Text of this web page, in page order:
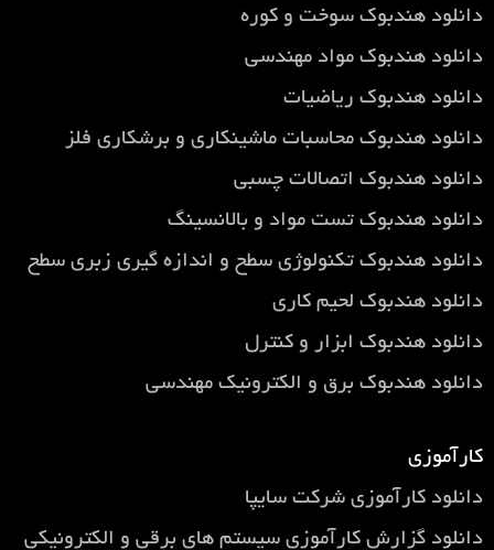
دانلود هندبوک سوخت و کوره
دانلود هندبوک مواد مهندسی
دانلود هندبوک ریاضیات
دانلود هندبوک محاسبات ماشینکاری و برشکاری فلز
دانلود هندبوک اتصالات چسبی
دانلود هندبوک تست مواد و بالانسینگ
دانلود هندبوک تکنولوژی سطح و اندازه گیری زبری سطح
دانلود هندبوک لحیم کاری
دانلود هندبوک ابزار و کنترل
دانلود هندبوک برق و الکترونیک مهندسی
کارآموزی
دانلود کارآموزی شرکت سایپا
دانلود گزارش کارآموزی سيستم های برقی و الكترونيكی